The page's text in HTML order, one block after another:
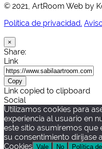
© 2021, ArtRoom Web by
Política de privacidad.
×
Share:
Link
Copy
Link copied to clipboard
Social
Utilizamos cookies para
experiencia al usuario en
este sitio asumiremos que
su consentimiento dirijase
Cookies Vale No Política